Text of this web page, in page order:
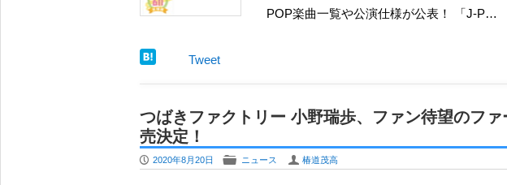
POP楽曲一覧や公演仕様が公表！ 「J-P…
Tweet
つばきファクトリー 小野瑞歩、ファン待望のフ
売決定！
P 2020年8月20日 F ニュース U 椿道茂高